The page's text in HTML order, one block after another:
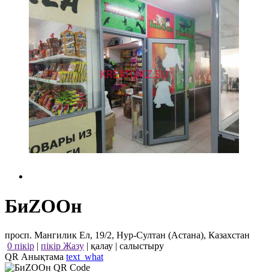
БиZOOн
просп. Мангилик Ел, 19/2, Нур-Султан (Астана), Казахстан
0 пікір | пікір Жазу | қалау | салыстыру
QR Анықтама text_what